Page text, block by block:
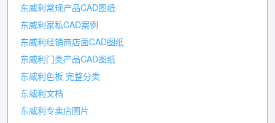
东威利常规产品CAD图纸
东威利家私CAD案例
东威利经销商店面CAD图纸
东威利门类产品CAD图纸
东威利色板 完整分类
东威利文档
东威利专卖店图片